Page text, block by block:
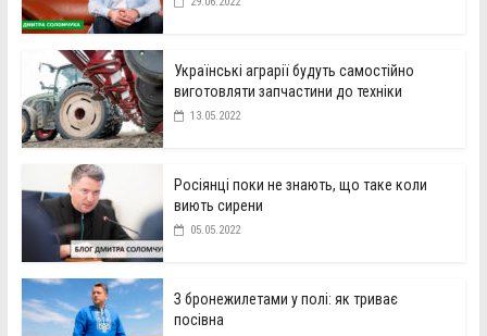
Українські аграрії будуть самостійно
виготовляти запчастини до техніки
13.05.2022
Росіянці поки не знають, що таке коли
виють сирени
05.05.2022
З бронежилетами у полі: як триває
посівна